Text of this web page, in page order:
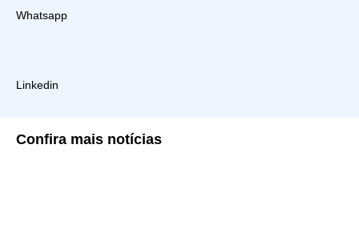
Whatsapp
Linkedin
Confira mais notícias